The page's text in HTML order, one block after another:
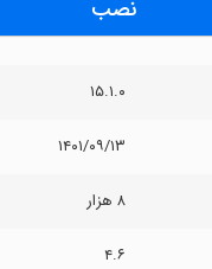
نصب
۱۵.۱.۰
۱۴۰۱/۰۹/۱۳
۸ هزار
۴.۶